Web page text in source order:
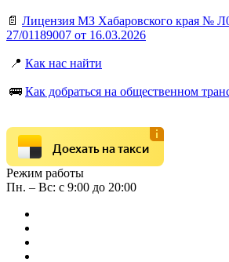
📄 Лицензия МЗ Хабаровского края №
27/01189007 от 16.03.2026
📍 Как нас найти
🚌 Как добраться на общественном
Доехать на такси
Режим работы
Пн. – Вс: с 9:00 до 20:00